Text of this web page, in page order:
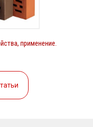
применение.